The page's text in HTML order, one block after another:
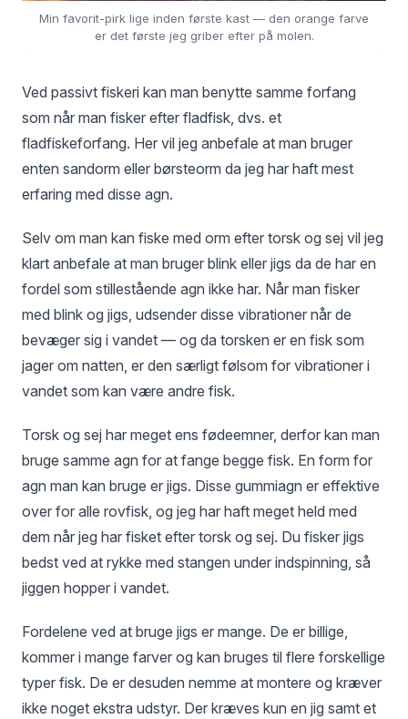
Min favorit-pirk lige inden første kast — den orange farve
er det første jeg griber efter på molen.
Ved passivt fiskeri kan man benytte samme forfang
som når man fisker efter fladfisk, dvs. et
fladfiskeforfang. Her vil jeg anbefale at man bruger
enten sandorm eller børsteorm da jeg har haft mest
erfaring med disse agn.
Selv om man kan fiske med orm efter torsk og sej vil jeg
klart anbefale at man bruger blink eller jigs da de har en
fordel som stillestående agn ikke har. Når man fisker
med blink og jigs, udsender disse vibrationer når de
bevæger sig i vandet — og da torsken er en fisk som
jager om natten, er den særligt følsom for vibrationer i
vandet som kan være andre fisk.
Torsk og sej har meget ens fødeemner, derfor kan man
bruge samme agn for at fange begge fisk. En form for
agn man kan bruge er jigs. Disse gummiagn er effektive
over for alle rovfisk, og jeg har haft meget held med
dem når jeg har fisket efter torsk og sej. Du fisker jigs
bedst ved at rykke med stangen under indspinning, så
jiggen hopper i vandet.
Fordelene ved at bruge jigs er mange. De er billige,
kommer i mange farver og kan bruges til flere forskellige
typer fisk. De er desuden nemme at montere og kræver
ikke noget ekstra udstyr. Der kræves kun en jig samt et